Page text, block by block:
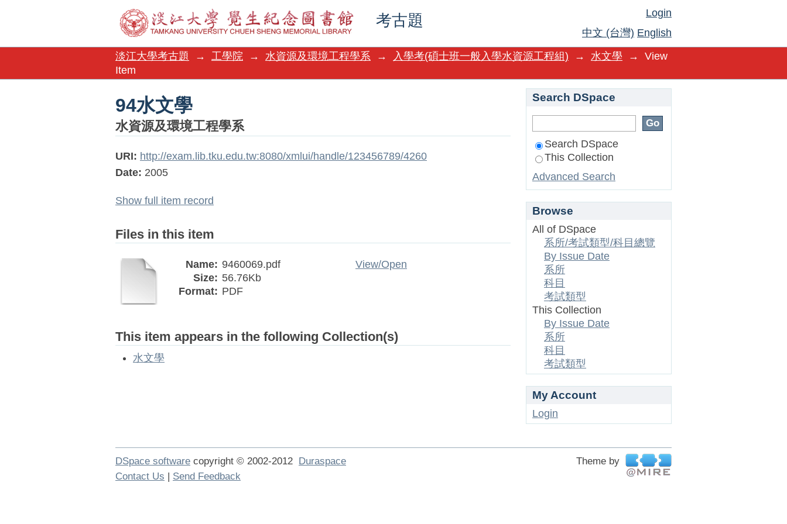
考古題
94水文學
Login
中文 (台灣) English
淡江大學考古題
→ 工學院 → 水資源及環境工程學系 → 入學考(碩士班一般入學水資源工程組) → 水文學 →
View
Item
94水文學
水資源及環境工程學系
URI: http://exam.lib.tku.edu.tw:8080/xmlui/handle/123456789/4260
Date: 2005
Show full item record
Files in this item
Name: 9460069.pdf
Size: 56.76Kb
Format: PDF
View/Open
This item appears in the following Collection(s)
水文學
Search DSpace
Search DSpace
This Collection
Advanced Search
Browse
All of DSpace
系所/考試類型/科目總覽
By Issue Date
系所
科目
考試類型
This Collection
By Issue Date
系所
科目
考試類型
My Account
Login
DSpace software copyright © 2002-2012 Duraspace
Theme by
Contact Us | Send Feedback